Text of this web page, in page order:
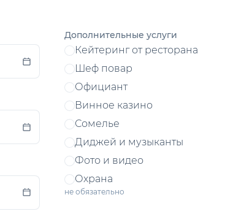
Дополнительные услуги
Кейтеринг от ресторана
Шеф повар
Официант
Винное казино
Сомелье
Диджей и музыканты
Фото и видео
Охрана
не обязательно